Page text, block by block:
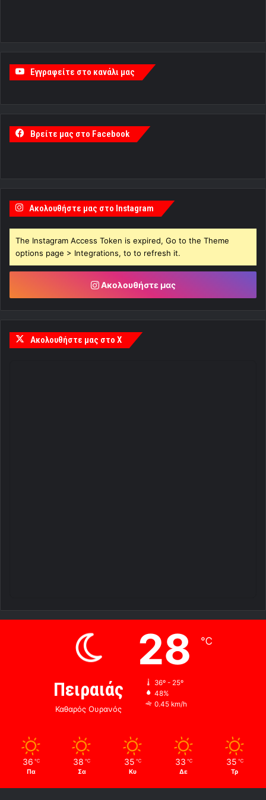
Εγγραφείτε στο κανάλι μας
Βρείτε μας στο Facebook
Ακολουθήστε μας στο Instagram
The Instagram Access Token is expired, Go to the Theme
options page > Integrations, to to refresh it.
Ακολουθήστε μας
Ακολουθήστε μας στο X
Πειραιάς
Καθαρός Ουρανός
28 ℃
36º - 25º
48%
0.45 km/h
36 ℃
Πα
38 ℃
Σα
35 ℃
Κυ
33 ℃
Δε
35 ℃
Τρ